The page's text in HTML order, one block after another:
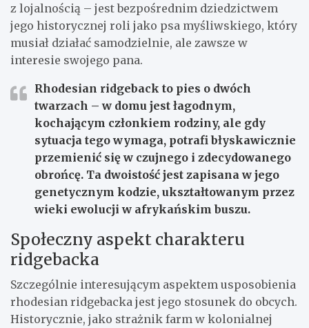
z lojalnością – jest bezpośrednim dziedzictwem
jego historycznej roli jako psa myśliwskiego, który
musiał działać samodzielnie, ale zawsze w
interesie swojego pana.
Rhodesian ridgeback to pies o dwóch
twarzach – w domu jest łagodnym,
kochającym członkiem rodziny, ale gdy
sytuacja tego wymaga, potrafi błyskawicznie
przemienić się w czujnego i zdecydowanego
obrońcę. Ta dwoistość jest zapisana w jego
genetycznym kodzie, ukształtowanym przez
wieki ewolucji w afrykańskim buszu.
Społeczny aspekt charakteru
ridgebacka
Szczególnie interesującym aspektem usposobienia
rhodesian ridgebacka jest jego stosunek do obcych.
Historycznie, jako strażnik farm w kolonialnej